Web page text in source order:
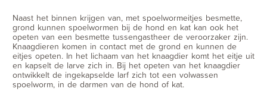
Naast het binnen krijgen van, met spoelwormeitjes besmette,
grond kunnen spoelwormen bij de hond en kat kan ook het
opeten van een besmette tussengastheer de veroorzaker zijn.
Knaagdieren komen in contact met de grond en kunnen de
eitjes opeten. In het lichaam van het knaagdier komt het eitje uit
en kapselt de larve zich in. Bij het opeten van het knaagdier
ontwikkelt de ingekapselde larf zich tot een volwassen
spoelworm, in de darmen van de hond of kat.